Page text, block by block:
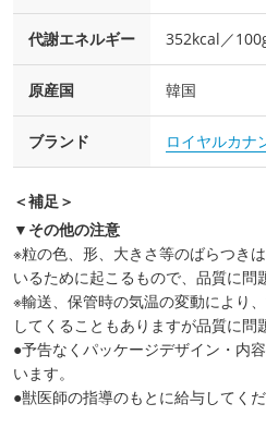
代謝エネルギー 352kcal／
原産国 韓国
ブランド ロイヤルカナ
＜補足＞
▼その他の注意
※粒の色、形、大きさ等のばらつき
いるために起こるもので、品質に問
※輸送、保管時の気温の変動により
してくることもありますが品質に問
●予告なくパッケージデザイン・内
います。
●獣医師の指導のもとに給与してくだ